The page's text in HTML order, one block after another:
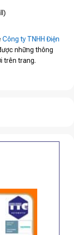
Công ty TNHH Điện
những thông
trên trang.